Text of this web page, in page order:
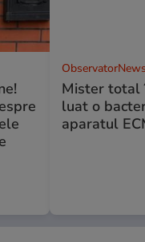
Mister total
luat o
aparatul